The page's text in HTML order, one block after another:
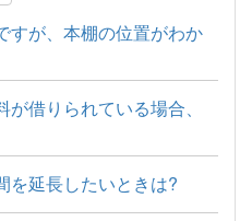
すが、本棚の位置がわか
借りられている場合、
を延長したいときは?